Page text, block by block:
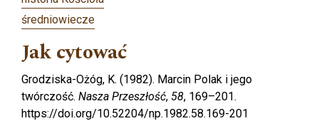
średniowiecze
Jak cytować
Grodziska-Ożóg, K. (1982). Marcin Polak i jego
twórczość. Nasza Przeszłość, 58, 169–201.
https://doi.org/10.52204/np.1982.58.169-201